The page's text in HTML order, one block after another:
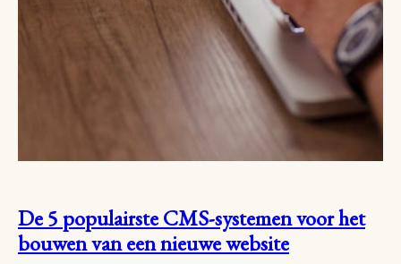
De 5 populairste CMS-systemen voor het
bouwen van een nieuwe website